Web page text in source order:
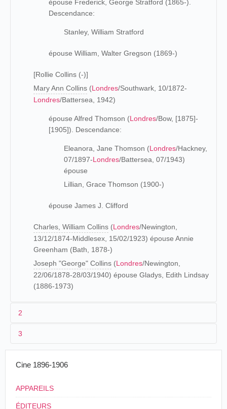
épouse Frederick, George Stratford (1865-).
Descendance:
Stanley, William Stratford
épouse William, Walter Gregson (1869-)
[Rollie Collins (-)]
Mary Ann Collins (Londres/Southwark, 10/1872-
Londres/Battersea, 1942)
épouse Alfred Thomson (Londres/Bow, [1875]-
[1905]). Descendance:
Eleanora, Jane Thomson (Londres/Hackney,
07/1897-Londres/Battersea, 07/1943)
épouse
Lillian, Grace Thomson (1900-)
épouse James J. Clifford
Charles, William Collins (Londres/Newington,
13/12/1874-Middlesex, 15/02/1923) épouse Annie
Greenham (Bath, 1878-)
Joseph "George" Collins (Londres/Newington,
22/06/1878-28/03/1940) épouse Gladys, Edith Lindsay
(1886-1973)
2
Alfred Collins est
poursuit ses études (scholar). Un an après, son père
3
1903
Cine 1896-1906
APPAREILS
ÉDITEURS